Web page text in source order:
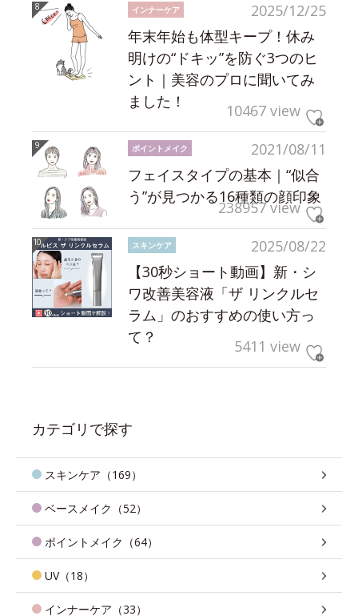
2025/12/25
インナーケア
年末年始も体型キープ！休み
明けの“ドキッ”を防ぐ3つのヒ
ント｜美容のプロに聞いてみ
ました！
10467 view
2021/08/11
ポイントメイク
フェイスタイプの基本｜“似合
う”が見つかる16種類の顔印象
238957 view
2025/08/22
スキンケア
【30秒ショート動画】新・シ
ワ改善美容液「ザ リンクルセ
ラム」のおすすめの使い方っ
て？
5411 view
カテゴリで探す
スキンケア（169）
ベースメイク（52）
ポイントメイク（64）
UV（18）
インナーケア（33）